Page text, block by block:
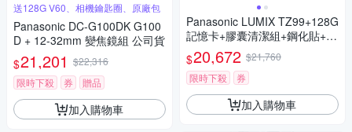
送128G V60、相機鑰匙圈、原廠包
Panasonic DC-G100DK G100
D + 12-32mm 變焦鏡組 公司貨
$21,201 $22,316
限時下殺
券 贈品
加入購物車
Panasonic LUMIX TZ99+128G
記憶卡+膠囊清潔組+鋼化貼+水
晶保護鏡+2614相機包+NITEC
ORE BB nano 迷你電動氣吹
(公司貨)
$20,672 $21,760
限時下殺
券
加入購物車